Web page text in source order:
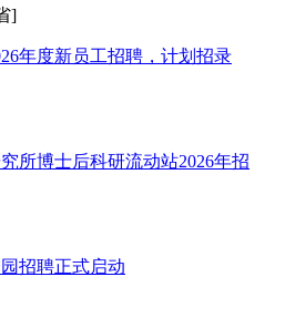
]
年度新员工招聘，计划招录
所博士后科研流动站2026年招
招聘正式启动